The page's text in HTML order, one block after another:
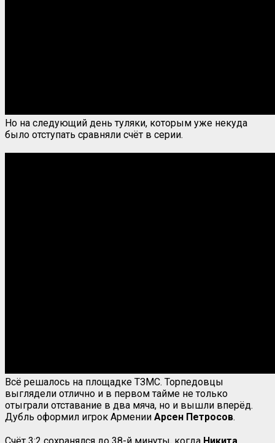
Но на следующий день туляки, которым уже некуда
было отступать сравняли счёт в серии.
Всё решалось на площадке ТЗМС. Торпедовцы
выглядели отлично и в первом тайме не только
отыграли отставание в два мяча, но и вышли вперёд.
Дубль оформил игрок Армении Арсен Петросов.